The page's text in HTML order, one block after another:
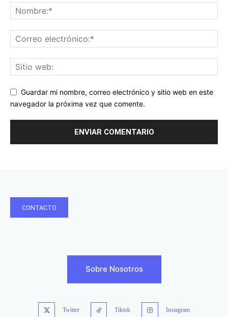
Guardar mi nombre, correo electrónico y sitio web en este
navegador la próxima vez que comente.
CONTACTO
Sobre Nosotros
Twitter Tiktok Instagram